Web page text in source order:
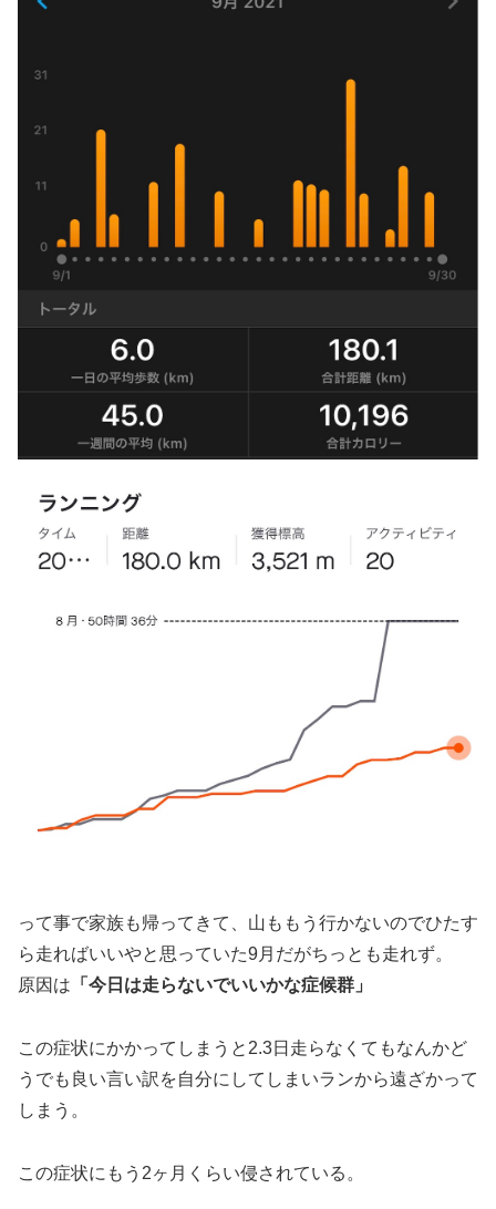
って事で家族も帰ってきて、山ももう行かないのでひたす
ら走ればいいやと思っていた9月だがちっとも走れず。
原因は 「今日は走らないでいいかな症候群」
この症状にかかってしまうと2.3日走らなくてもなんかど
うでも良い言い訳を自分にしてしまいランから遠ざかって
しまう。
この症状にもう2ヶ月くらい侵されている。